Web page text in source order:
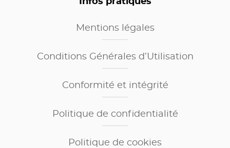
Mentions légales
Conditions Générales d’Utilisation
Conformité et intégrité
Politique de confidentialité
Politique de cookies